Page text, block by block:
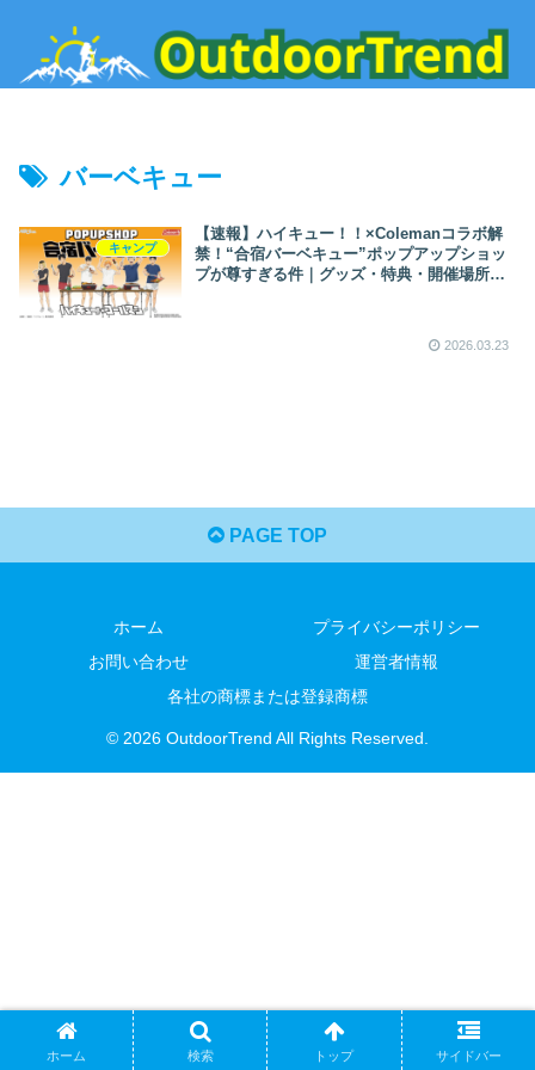
バーベキュー
キャンプ
【速報】ハイキュー！！×Colemanコラボ解
禁！“合宿バーベキュー”ポップアップショッ
プが尊すぎる件｜グッズ・特典・開催場所ま
2026.03.23
PAGE TOP
ホーム
プライバシーポリシー
お問い合わせ
運営者情報
各社の商標または登録商標
© 2026 OutdoorTrend All Rights Reserved.
ホーム 検索 トップ サイドバー